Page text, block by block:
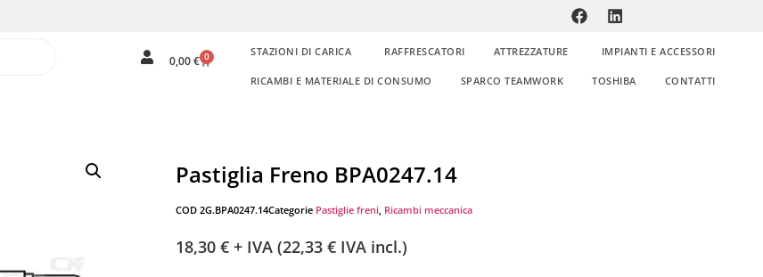
0,00€ 0 STAZIONI DI CARICA RAFFRESCATORI ATTREZZATURE IMPIANTI E ACCESSORI
RICAMBI E MATERIALE DI CONSUMO SPARCO TEAMWORK TOSHIBA CONTATTI
Pastiglia Freno BPA0247.14
COD 2G.BPA0247.14Categorie Pastiglie freni, Ricambi meccanica
18,30 € + IVA (22,33 € IVA incl.)